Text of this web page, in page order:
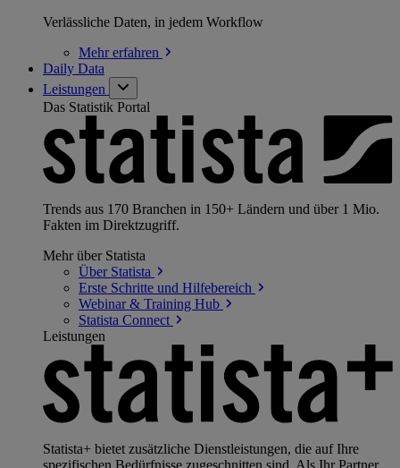
Verlässliche Daten, in jedem Workflow
Mehrerfahren
Daily Data
Leistungen
Das Statistik Portal
Trends aus 170 Branchen in 150+ Ländern und über 1 Mio.
Fakten im Direktzugriff.
Mehr über Statista
Über Statista
Erste Schritte und Hilfebereich
Webinar & Training Hub
Statista Connect
Leistungen
Statista+ bietet zusätzliche Dienstleistungen, die auf Ihre
spezifischen Bedürfnisse zugeschnitten sind. Als Ihr Partner